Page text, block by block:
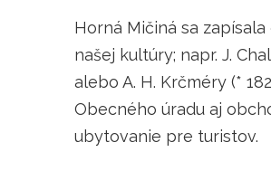
Horná Mičiná sa
našej kultúry; napr. J.
alebo A. H. Krčméry (*
Obecného úradu aj
ubytovanie pre turistov.